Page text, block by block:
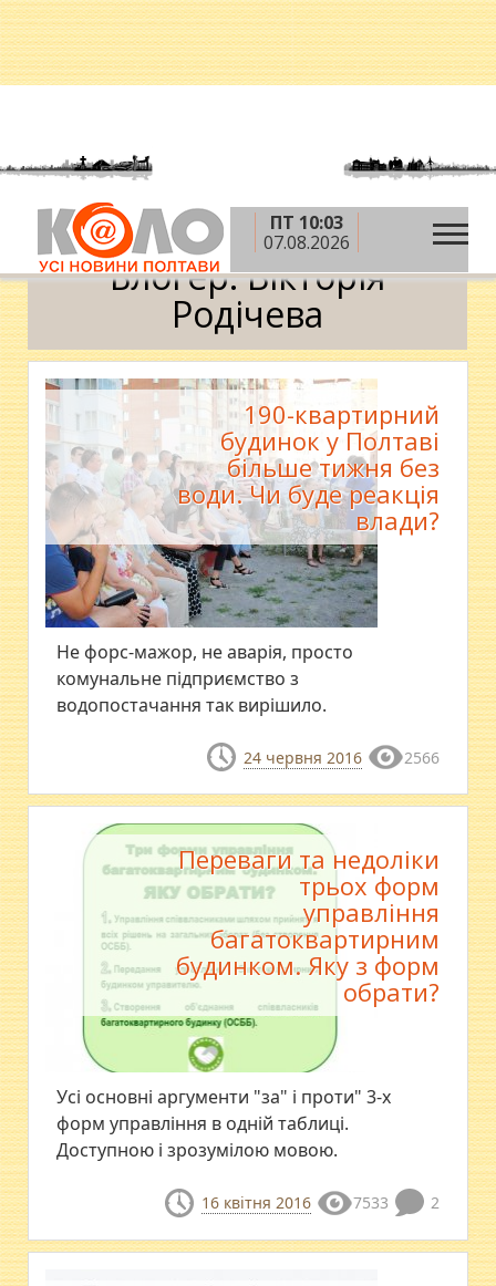
ПТ 10:03
07.08.2026
Головна » Блоги » Вікторія Родічева
Блогер: Вікторія
Родічева
190-квартирний
будинок у Полтаві
більше тижня без
води. Чи буде реакція
влади?
Не форс-мажор, не аварія, просто
комунальне підприємство з
водопостачання так вирішило.
24 червня 2016 2566
Переваги та недоліки
трьох форм
управління
багатоквартирним
будинком. Яку з форм
обрати?
Усі основні аргументи "за" і проти" 3-х
форм управління в одній таблиці.
Доступною і зрозумілою мовою.
16 квітня 2016 7533 2